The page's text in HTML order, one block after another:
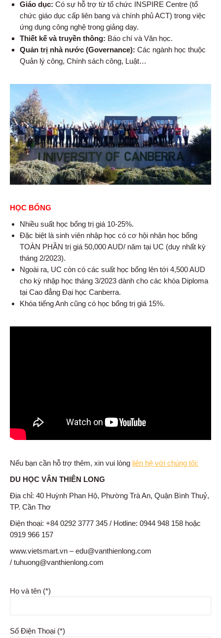
Giáo dục: Có sự hỗ trợ từ tổ chức INSPIRE Centre (tổ
chức giáo dục cấp liên bang và chính phủ ACT) trong việc
ứng dụng công nghệ trong giảng dạy.
Thiết kế và truyền thông: Báo chí và Văn học.
Quản trị nhà nước (Governance): Các ngành học thuộc
Quản lý công, Chính sách công, Luật…
HỌC BỔNG
Nhiều suất học bổng trị giá 10-25%.
Đặc biệt là sinh viên nhập học có cơ hội nhận học bổng
TOÀN PHẦN trị giá 50,000 AUD/ năm tại UC (duy nhất kỳ
tháng 2/2023).
Ngoài ra, UC còn có các suất học bổng lên tới 4,500 AUD
cho kỳ nhập học tháng 3/2023 dành cho các khóa Diploma
tại Cao đẳng Đại học Canberra.
Khóa tiếng Anh cũng có học bổng trị giá 15%.
Nếu bạn cần hỗ trợ thêm, xin vui lòng liên hệ với chúng tôi:
DU HỌC VÂN THIÊN LONG
Địa chỉ: 40 Huỳnh Phan Hộ, Phường Trà An, Quận Bình Thuỷ,
TP. Cần Thơ
Điện thoại: +84 0292 3777 345 / Hotline: 0944 948 158 hoặc
0919 966 157
www.vietsmart.vn – edu@vanthienlong.com
/ tuhuong@vanthienlong.com
Họ và tên (*)
Số Điện Thoại (*)